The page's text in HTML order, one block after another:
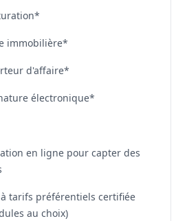
immobilière*
d'affaire*
électronique*
en ligne pour capter des
tarifs préférentiels certifiée
au choix)